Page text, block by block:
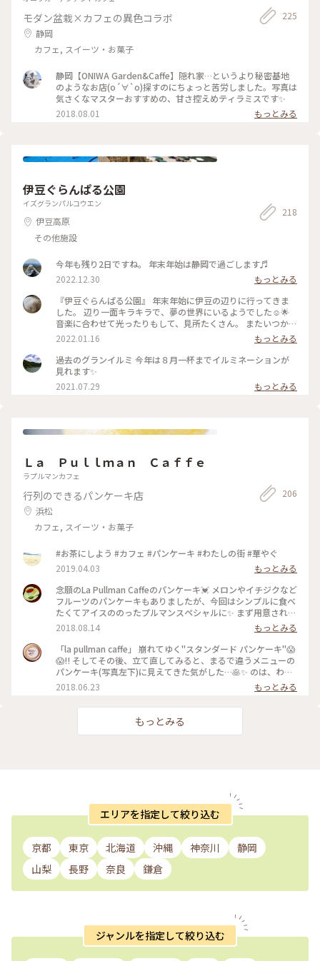
モダン盆栽×カフェの異色コラボ
静岡
カフェ, スイーツ・お菓子
225
静岡【ONIWA Garden&Caffe】隠れ家…というより秘密基地
のようなお店(о´∀`о)探すのにちょっと苦労しました。写真は
気さくなマスターおすすめの、甘さ控えめティラミスです✨
2018.08.01
もっとみる
伊豆ぐらんぱる公園
イズグランパルコウエン
伊豆高原
その他施設
218
今年も残り2日ですね。 年末年始は静岡で過ごします♬
2022.12.30
もっとみる
『伊豆ぐらんぱる公園』 年末年始に伊豆の辺りに行ってきま
した。 辺り一面キラキラで、夢の世界にいるようでした☺︎🌟
音楽に合わせて光ったりもして、見所たくさん。 またいつか、
絶対に行きたいです！！ #イルミネーション #伊豆ぐらんぱる
公園 #グランイルミ #静岡
2022.01.16
もっとみる
過去のグランイルミ 今年は８月一杯までイルミネーションが
見れます✨
2021.07.29
もっとみる
Ｌａ Ｐｕｌｌｍａｎ Ｃａｆｆｅ
ラプルマンカフェ
行列のできるパンケーキ店
浜松
カフェ, スイーツ・お菓子
206
#お茶にしよう #カフェ #パンケーキ #わたしの街 #華やぐ
2019.04.03
もっとみる
念願のLa Pullman Caffeのパンケーキ💓 メロンやイチジクなど
フルーツのパンケーキもありましたが、今回はシンプルに食べ
たくてアイスののったプルマンスペシャルに✨ まず用意されて
いるのがフォークとスプーン！😲 フォークを入れた瞬間から
崩れそうなくらいふわふわ、口に入れたらしゅわっと溶けます
😵💕 こんな柔らかいパンケーキは初めて！食べながら何度も
美味しい～って言葉が出ちゃいました😂 今度はフルーツのパ
ンケーキも食べたいな～☺️ #浜松 #パンケーキ #カフェ #アイ
ス #スイーツ #ことりっぷ静岡
2018.08.14
もっとみる
「la pullman caffe」 崩れてゆく"スタンダード パンケーキ"😱
😱‼️ そしてその後、立て直してみると、まるで違うメニューの
パンケーキ(写真左下)に見えてきた気がした…🥞✨ のは、わた
しだけ😅？笑笑 #おやつの時間#パンケーキ#半熟#浜松#オス
スメ#ことりっぷ静岡#プルマンカフェ＃ＬＡ ＰＵＬＬＭＡＮ
ＣＡＦＦＥ
2018.06.23 もっとみる
もっとみる
エリアを指定して絞り込む
京都 東京 北海道 沖縄 神奈川
静岡
山梨
長野 奈良 鎌倉
ジャンルを指定して絞り込む